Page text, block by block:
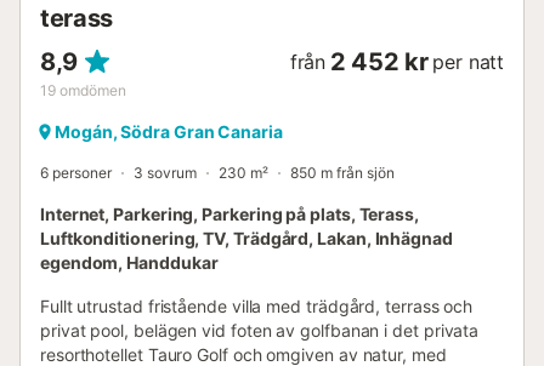
terass
8,9
19 omdömen
från 2 452 kr per natt
Mogán, Södra Gran Canaria
6 personer 3 sovrum 230 m² 850 m från sjön
Internet, Parkering, Parkering på plats, Terass,
Luftkonditionering, TV, Trädgård, Lakan, Inhägnad
egendom, Handdukar
Fullt utrustad fristående villa med trädgård, terrass och
privat pool, belägen vid foten av golfbanan i det privata
resorthotellet Tauro Golf och omgiven av natur, med